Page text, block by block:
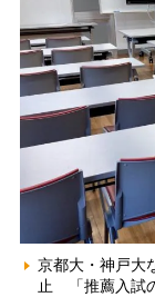
京都大・神戸大
止 「推薦入試